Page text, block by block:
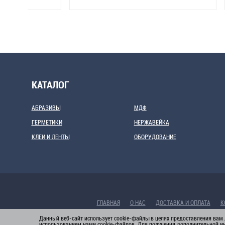
КАТАЛОГ
АБРАЗИВЫ
ГЕРМЕТИКИ
КЛЕИ И ЛЕНТЫ
МДФ
НЕРЖАВЕЙКА
ОБОРУДОВАНИЕ
ГЛАВНАЯ О НАС ДОСТАВКА И ОПЛАТА
Данный веб-сайт использует cookie-файлы в целях предоставления